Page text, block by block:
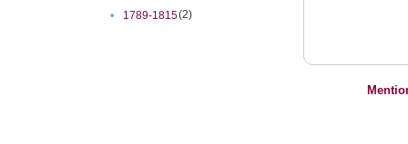
•
1789-1815(2)